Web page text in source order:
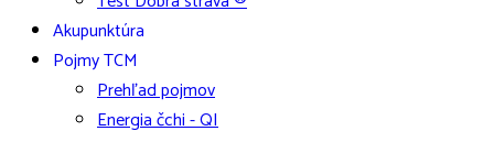
Akupunktúra
Pojmy TCM
Prehľad pojmov
Energia čchi - QI